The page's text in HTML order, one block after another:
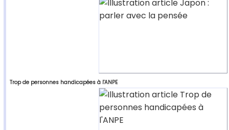
Trop de personnes handicapées à l'ANPE